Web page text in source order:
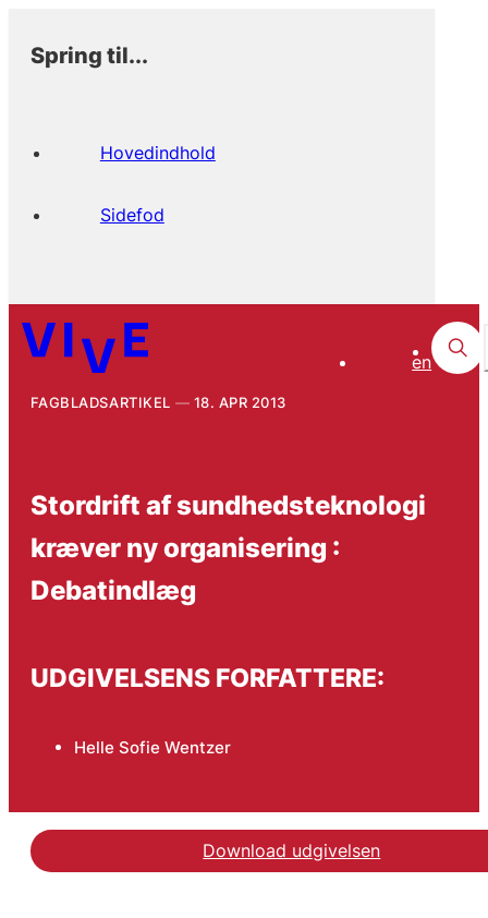
Spring til...
Hovedindhold
Sidefod
en
FAGBLADSARTIKEL 18. APR 2013
Stordrift af sundhedsteknologi
kræver ny organisering :
Debatindlæg
UDGIVELSENS FORFATTERE:
Helle Sofie Wentzer
Download udgivelsen